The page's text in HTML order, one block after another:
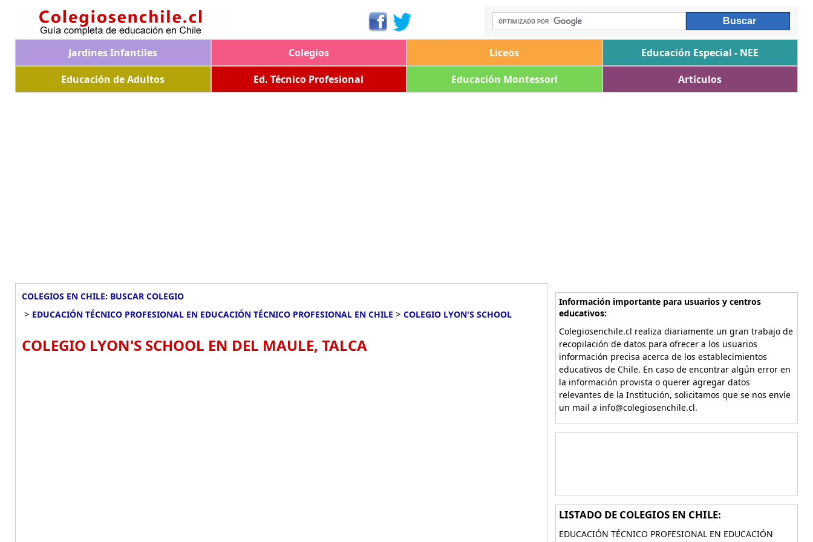
Jardines Infantiles Colegios Liceos
Educación Especial - NEE
Educación de Adultos
Ed. Técnico Profesional Educación Montessori Artículos
COLEGIOS EN CHILE: BUSCAR COLEGIO
> EDUCACIÓN TÉCNICO PROFESIONAL EN EDUCACIÓN TÉCNICO PROFESIONAL EN CHILE > COLEGIO LYON'S SCHOOL
COLEGIO LYON'S SCHOOL EN DEL MAULE, TALCA
Información importante para usuarios y centros
educativos:
Colegiosenchile.cl realiza diariamente un gran trabajo de
recopilación de datos para ofrecer a los usuarios
información precisa acerca de los establecimientos
educativos de Chile. En caso de encontrar algún error en
la información provista o querer agregar datos
relevantes de la Institución, solicitamos que se nos envíe
un mail a info@colegiosenchile.cl.
LISTADO DE COLEGIOS EN CHILE:
EDUCACIÓN TÉCNICO PROFESIONAL EN EDUCACIÓN